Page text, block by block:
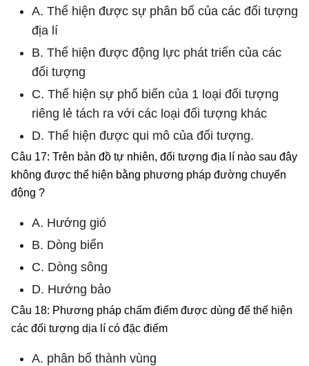
A. Thể hiện được sự phân bố của các đối tượng
địa lí
B. Thể hiện được động lực phát triển của các
đối tượng
C. Thể hiện sự phổ biến của 1 loại đối tượng
riêng lẻ tách ra với các loại đối tượng khác
D. Thể hiện được qui mô của đối tượng.
Câu 17: Trên bản đồ tự nhiên, đối tượng địa lí nào sau đây
không được thể hiện bằng phương pháp đường chuyển
động ?
A. Hướng gió
B. Dòng biển
C. Dòng sông
D. Hướng bảo
Câu 18: Phương pháp chấm điếm được dùng đế thế hiện
các đối tượng dịa lí có đặc điếm
A. phân bố thành vùng